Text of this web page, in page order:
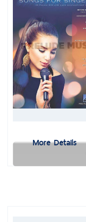
More Details